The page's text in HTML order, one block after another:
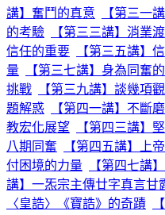
講】奮鬥的真意
【第三一
的考驗
【第三三講】消業
信任的重要
【第三五講】
量
【第三七講】身為同奮
挑戰
【第三九講】談幾項
題解惑
【第四一講】不斷
教宏化展望
【第四三講】
八期同奮
【第四五講】上
付困境的力量
【第四七講
講】一炁宗主傳廿字真言甘
〈皇誥〉《寶誥》的奇蹟